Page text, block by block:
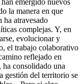
emergido nuevos
la manera en que
ha atravesado
complejas. Y, en
evolucionar y
el trabajo colaborativo
reflejado en
ha consolidado una
gestión del territorio se